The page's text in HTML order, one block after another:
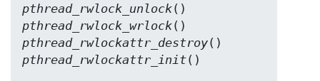
pthread_rwlock_unlock
pthread_rwlock_wrlock
pthread_rwlockattr_destroy
pthread_rwlockattr_init